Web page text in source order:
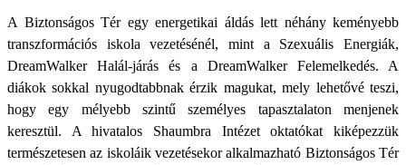
A Biztonságos Tér egy energetikai áldás lett néhány keményebb
transzformációs iskola vezetésénél, mint a Szexuális Energiák,
DreamWalker Halál-járás és a DreamWalker Felemelkedés. A
diákok sokkal nyugodtabbnak érzik magukat, mely lehetővé teszi,
hogy egy mélyebb szintű személyes tapasztalaton menjenek
keresztül. A hivatalos Shaumbra Intézet oktatókat kiképezzük
természetesen az iskoláik vezetésekor alkalmazható Biztonságos Tér